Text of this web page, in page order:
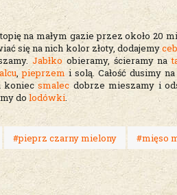
na małym gazie przez około 20
się na nich kolor złoty, dodajemy
Jabłko obieramy, ścieramy na
,pieprzem i solą. Całość dusimy
koniecsmalec dobrze mieszamy i
do lodówki.
#pieprz czarny mielony #mięso